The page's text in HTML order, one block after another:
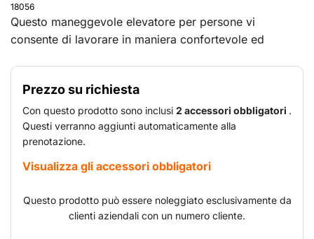
18056
Questo maneggevole elevatore per persone vi
consente di lavorare in maniera confortevole ed
di magazzini e capannoni industriali. Si presta inoltre
ad applicazioni per l'esecuzione di operazioni di
manutenzione, riparazione e montaggio.
Prezzo su richiesta
Con questo prodotto sono inclusi 2 accessori obbligatori .
Questi verranno aggiunti automaticamente alla
prenotazione.
Visualizza gli accessori obbligatori
Questo prodotto può essere noleggiato esclusivamente da
clienti aziendali con un numero cliente.